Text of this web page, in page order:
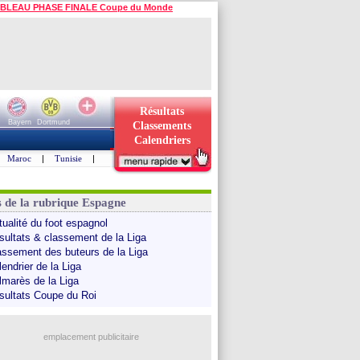
PHASE FINALE Coupe du Monde
Bayern
Dortmund
Résultats
Classements
Calendriers
Maroc | Tunisie |
de la rubrique Espagne
du foot espagnol
& classement de la Liga
des buteurs de la Liga
de la Liga
de la Liga
Coupe du Roi
emplacement publicitaire